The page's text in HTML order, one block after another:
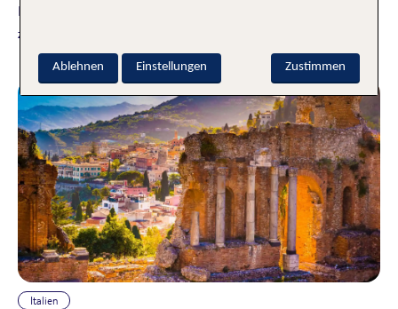
Bloggerin Lea für dich die TOP 10 Rom Sehenswürdigkeiten
zusammengestellt.
Italien
Zustimmen
Ablehnen Einstellungen